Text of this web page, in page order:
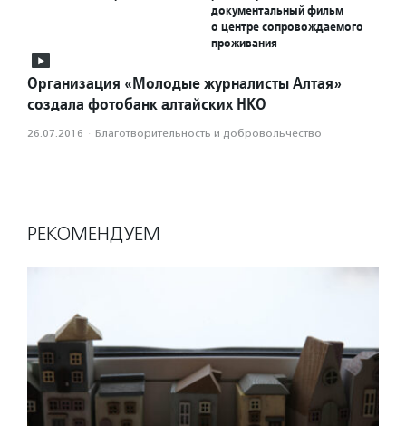
документальный фильм
о центре сопровождаемого
проживания
Организация «Молодые журналисты Алтая»
создала фотобанк алтайских НКО
26.07.2016 · Благотвори­тель­ность и доброволь­чест­во
РЕКОМЕНДУЕМ